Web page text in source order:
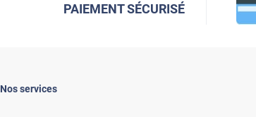
PAIEMENT SÉCURISÉ
Nos services